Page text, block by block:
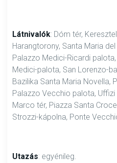
Látnivalók: Dóm tér,
Harangtorony, Santa Maria
Palazzo Medici-Ricardi
Medici-palota, San Lorenzo-
Bazilika Santa Maria Novella,
Palazzo Vecchio palota,
Marco tér, Piazza Santa
Strozzi-kápolna, Ponte
Utazás: egyénileg.